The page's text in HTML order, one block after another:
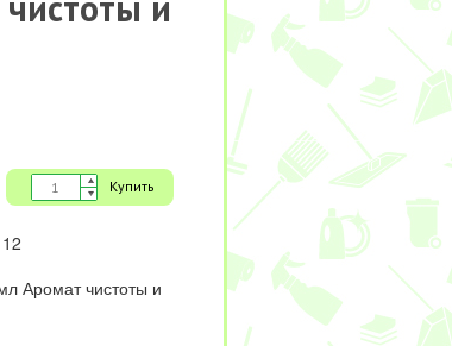
Купить
Аромат чистоты и